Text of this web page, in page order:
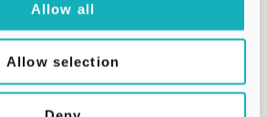
Allow all
Allow selection